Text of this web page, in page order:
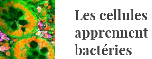
Les
bactéries